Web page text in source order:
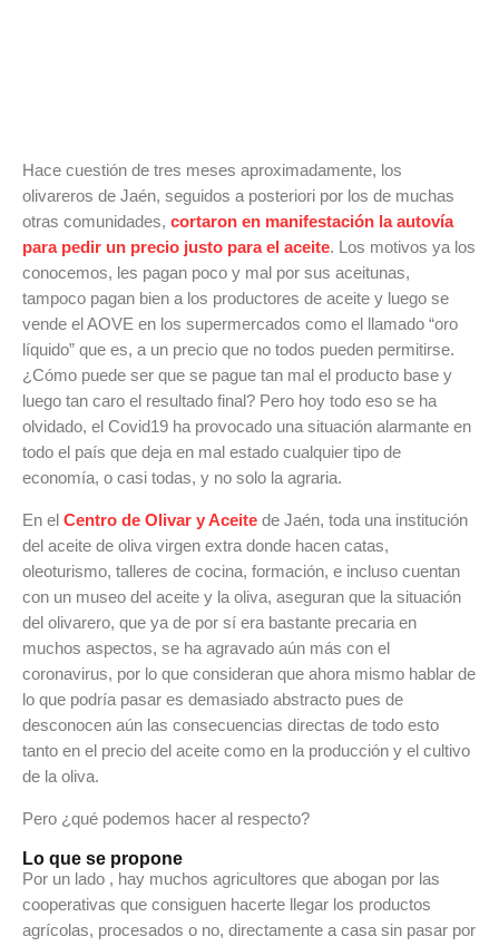
Hace cuestión de tres meses aproximadamente, los
olivareros de Jaén, seguidos a posteriori por los de muchas
otras comunidades, cortaron en manifestación la autovía
para pedir un precio justo para el aceite. Los motivos ya los
conocemos, les pagan poco y mal por sus aceitunas,
tampoco pagan bien a los productores de aceite y luego se
vende el AOVE en los supermercados como el llamado “oro
líquido” que es, a un precio que no todos pueden permitirse.
¿Cómo puede ser que se pague tan mal el producto base y
luego tan caro el resultado final? Pero hoy todo eso se ha
olvidado, el Covid19 ha provocado una situación alarmante en
todo el país que deja en mal estado cualquier tipo de
economía, o casi todas, y no solo la agraria.
En el Centro de Olivar y Aceite de Jaén, toda una institución
del aceite de oliva virgen extra donde hacen catas,
oleoturismo, talleres de cocina, formación, e incluso cuentan
con un museo del aceite y la oliva, aseguran que la situación
del olivarero, que ya de por sí era bastante precaria en
muchos aspectos, se ha agravado aún más con el
coronavirus, por lo que consideran que ahora mismo hablar de
lo que podría pasar es demasiado abstracto pues de
desconocen aún las consecuencias directas de todo esto
tanto en el precio del aceite como en la producción y el cultivo
de la oliva.
Pero ¿qué podemos hacer al respecto?
Lo que se propone
Por un lado , hay muchos agricultores que abogan por las
cooperativas que consiguen hacerte llegar los productos
agrícolas, procesados o no, directamente a casa sin pasar por